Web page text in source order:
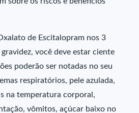
de Escitalopram nos 3
você deve estar ciente
poderão ser notadas no seu
respiratórios, pele azulada,
na temperatura corporal,
vômitos, açúcar baixo no